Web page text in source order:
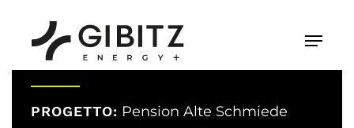
Menu
PROGETTO: Pension Alte Schmiede